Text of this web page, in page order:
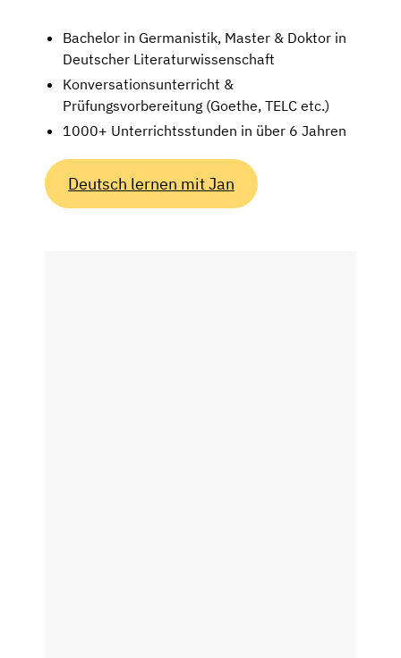
Bachelor in Germanistik, Master & Doktor in
Deutscher Literaturwissenschaft
Konversationsunterricht &
Prüfungsvorbereitung (Goethe, TELC etc.)
1000+ Unterrichtsstunden in über 6 Jahren
Deutsch lernen mit Jan